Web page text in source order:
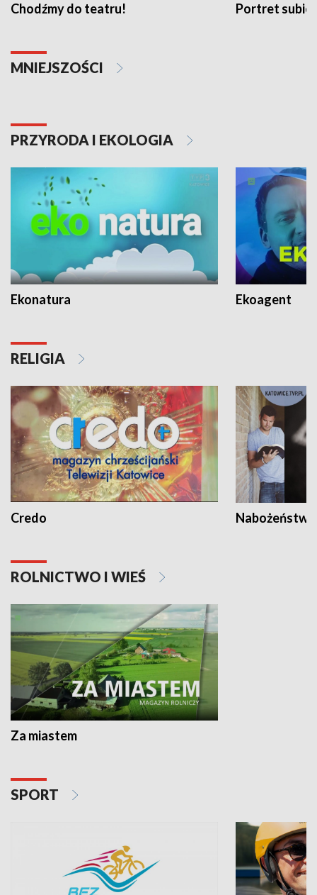
Chodźmy do teatru! Portret
MNIEJSZOŚCI
PRZYRODA I EKOLOGIA
Ekonatura Ekoagent
RELIGIA
Credo
ROLNICTWO I WIEŚ
Za miastem
SPORT